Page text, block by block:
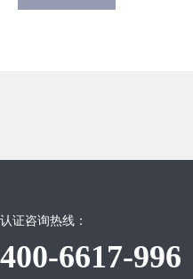
认证咨询热线：
400-6617-996